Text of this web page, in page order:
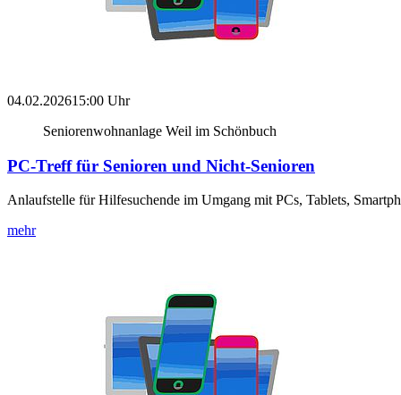
04.02.202615:00 Uhr
Seniorenwohnanlage Weil im Schönbuch
PC-Treff für Senioren und Nicht-Senioren
Anlaufstelle für Hilfesuchende im Umgang mit PCs, Tablets,
mehr